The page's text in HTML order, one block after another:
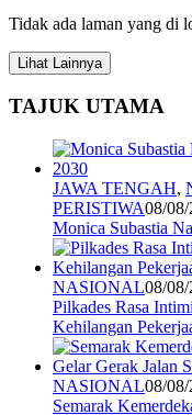
Tidak ada laman yang di
Lihat Lainnya
TAJUK UTAMA
JAWA TENGAH,
PERISTIWA08/
Monica Subastia
NASIONAL08/
Pilkades Rasa
Kehilangan
NASIONAL08/
Semarak